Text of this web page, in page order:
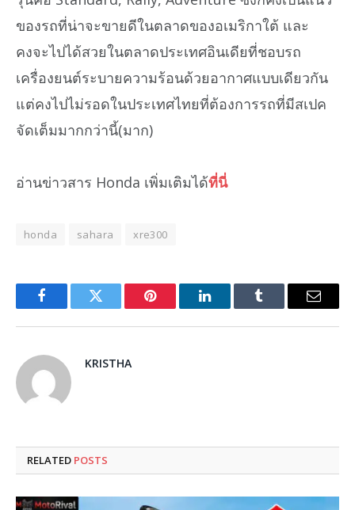
ของรถที่น่าจะขายดีในตลาดของอเมริกาใต้ และ
คงจะไปได้สวยในตลาดประเทศอินเดียที่ชอบรถ
เครื่องยนต์ระบายความร้อนด้วยอากาศแบบเดียวกัน
แต่คงไปไม่รอดในประเทศไทยที่ต้องการรถที่มีสเปค
จัดเต็มมากกว่านี้(มาก)
อ่านข่าวสาร Honda เพิ่มเติมได้ที่นี่
honda sahara xre300
FacebookTwitter Pinterest LinkedInTumblr Email
KRISTHA
RELATED POSTS